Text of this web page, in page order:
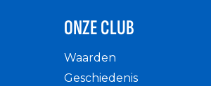
ONZE CLUB
Waarden
Geschiedenis